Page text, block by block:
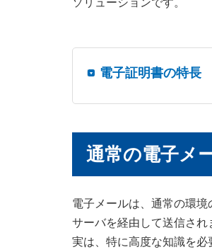
ソリューションです。
電子証明書の特長
通常の電子メ
電子メールは、通常の環
サーバを経由して送信され
実は、特に高度な知識を